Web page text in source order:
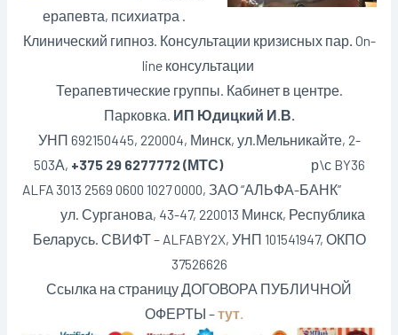
ерапевта, психиатра .
Клинический гипноз. Консультации кризисных пар. On-
line консультации
Терапевтические группы. Кабинет в центре.
Парковка. ИП Юдицкий И.В.
УНП 692150445, 220004, Минск, ул.Мельникайте, 2-
503А, +375 29 6277772 (МТС)р\с BY36
ALFA 3013 2569 0600 1027 0000, ЗАО “АЛЬФА-БАНК”
ул. Сурганова, 43-47, 220013 Минск, Республика
Беларусь. СВИФТ – ALFABY2X, УНП 101541947, ОКПО
37526626
Ссылка на страницу ДОГОВОРА ПУБЛИЧНОЙ
ОФЕРТЫ –тут.